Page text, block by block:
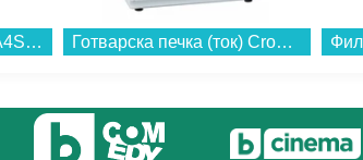
Телевизор Hisense 40A4S , 100 см, 1920x1080 FULL HD , 40 inch, LED , Smart TV , VIDAA... Готварска печка (ток) Crown 60C3MA , Бял , Керамични...